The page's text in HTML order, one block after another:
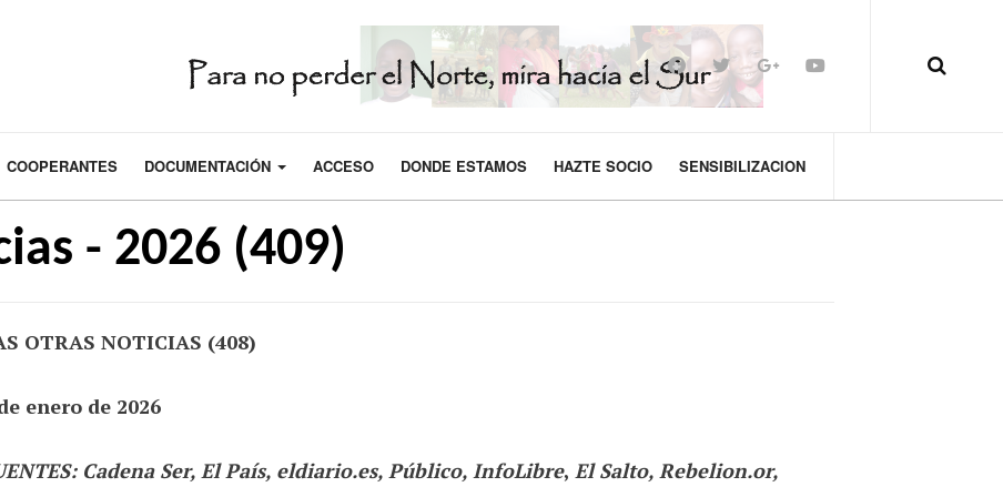
COOPERANTES DOCUMENTACIÓN ACCESO DONDE ESTAMOS HAZTE SOCIO SENSIBILIZACION
- 2026 (409)
OTRAS NOTICIAS (408)
enero de 2026
Cadena Ser, El País, eldiario.es, Público, InfoLibre, El Salto, Rebelion.or,